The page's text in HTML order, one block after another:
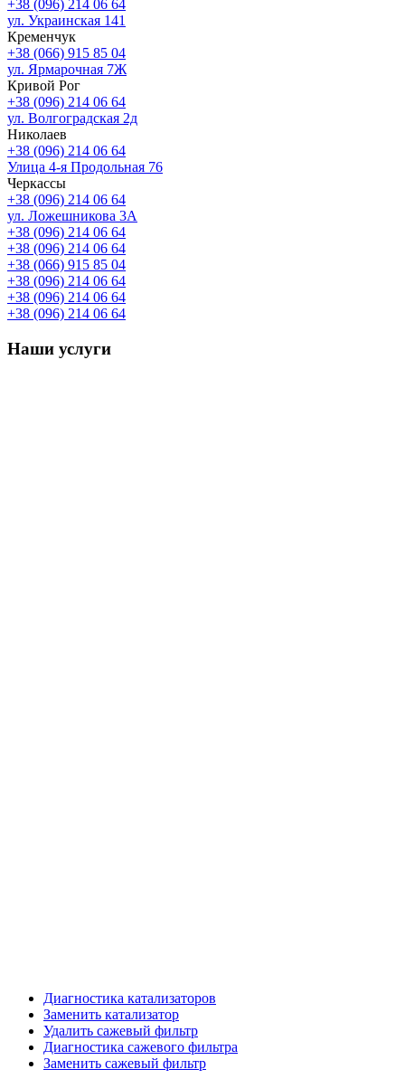
+38 (096) 214 06 64
ул. Украинская 141
Кременчук
+38 (066) 915 85 04
ул. Ярмарочная 7Ж
Кривой Рог
+38 (096) 214 06 64
ул. Волгоградская 2д
Николаев
+38 (096) 214 06 64
Улица 4-я Продольная 76
Черкассы
+38 (096) 214 06 64
ул. Ложешникова 3А
+38 (096) 214 06 64
+38 (096) 214 06 64
+38 (066) 915 85 04
+38 (096) 214 06 64
+38 (096) 214 06 64
+38 (096) 214 06 64
Наши услуги
Диагностика катализаторов
Заменить катализатор
Удалить сажевый фильтр
Диагностика сажевого фильтра
Заменить сажевый фильтр